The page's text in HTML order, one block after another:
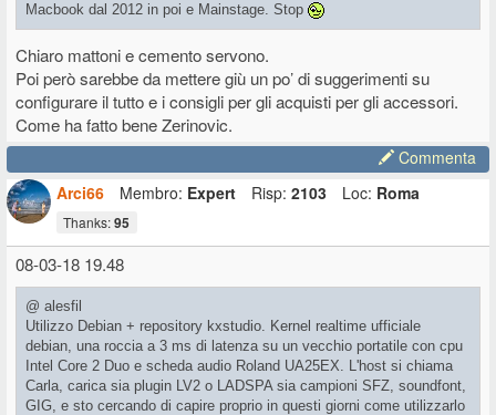
scaletta della serata e per passare velocemente da un brano all'altro.
A dire la verità, ho anche realizzato una versione hardware di
quest'ultimo che uso live con NS2 e Virus TI... una specie di Sipario
artigianale...
Macbook dal 2012 in poi e Mainstage. Stop
Chiaro mattoni e cemento servono.
Poi però sarebbe da mettere giù un po’ di suggerimenti su
configurare il tutto e i consigli per gli acquisti per gli accessori.
Come ha fatto bene Zerinovic.
Commenta
Arci66
Membro: Expert Risp: 2103 Loc: Roma
Thanks:95
08-03-18 19.48
@ alesfil
Utilizzo Debian + repository kxstudio. Kernel realtime ufficiale
debian, una roccia a 3 ms di latenza su un vecchio portatile con cpu
Intel Core 2 Duo e scheda audio Roland UA25EX. L'host si chiama
Carla, carica sia plugin LV2 o LADSPA sia campioni SFZ, soundfont,
GIG, e sto cercando di capire proprio in questi giorni come utilizzarlo